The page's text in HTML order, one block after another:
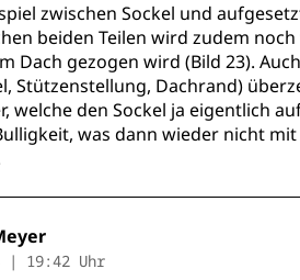
zwischen Sockel und
beiden Teilen wird zudem
Dach gezogen wird (Bild 23).
Stützenstellung, Dachrand)
welche den Sockel ja eigentlich
was dann wieder nicht
| 19:42 Uhr